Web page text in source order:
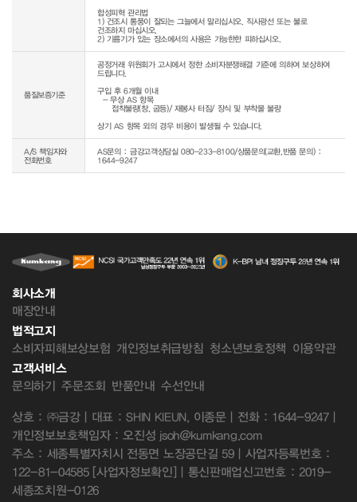
합성피혁 관리법
1) 건조시 통풍이 잘되는 그늘에서 말리십시오. 직사광선 또는 불로
건조하지 마십시오.
2) 기름기가 있는 장소에서의 사용은 가능한한 피하십시오.
품질보증기준
공정거래 위원회가 고시에서 정한 소비자분쟁해결 기준에 의하여 보상하여
드립니다.
구입 후 6개월 이내
  - 무상 AS 항목
상기 AS 항목 외의 경우 비용이 발생될 수 있습니다.
A/S 책임자와
전화번호
AS문의 : 금강고객상담실 080-233-8100/상품문의(교환,반품 문의) :
1644-9247
회사소개
매장안내
법적고지
소비자피해보상보험 개인정보취급방침 청소년보호정책 이용약관
고객서비스
문의하기 주문조회 반품안내 수선안내
상호 : ㈜금강 | 대표 : SHIN KIEUN, 이종문 | 전화 : 1644-9247 |
개인정보보호책임자 : 오진성 jsoh@kumkang.com
주소 : 세종특별자치시 전동면 노장공단길 59 | 사업자등록번호 :
122-81-04585 [사업자정보확인] | 통신판매업신고번호 : 2019-
세종조치원-0126